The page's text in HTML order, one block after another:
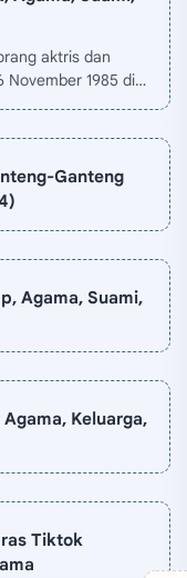
November 1985 di
Ganteng
Agama, Suami,
Keluarga,
Tiktok